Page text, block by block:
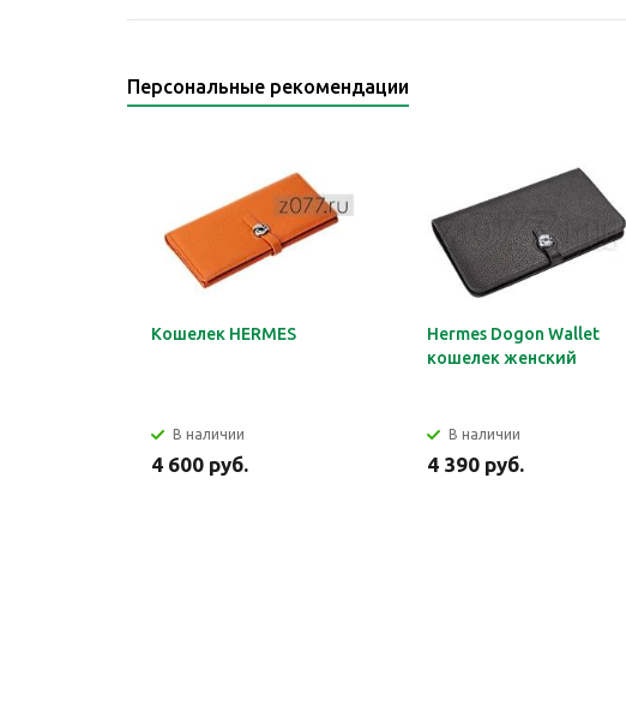
Персональные рекомендации
Кошелек HERMES
В наличии
4 600 руб.
Hermes Dogon Wallet
кошелек женский
В наличии
4 390 руб.